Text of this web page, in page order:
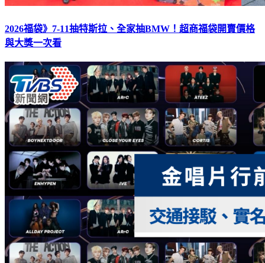
2026福袋》7-11抽特斯拉、全家抽BMW！超商福袋開賣價格
與大獎一次看